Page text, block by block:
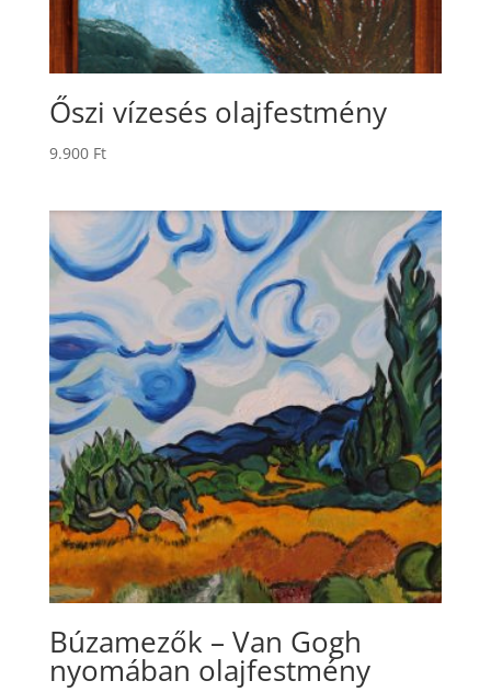
Őszi vízesés olajfestmény
9.900 Ft
Búzamezők – Van Gogh
nyomában olajfestmény